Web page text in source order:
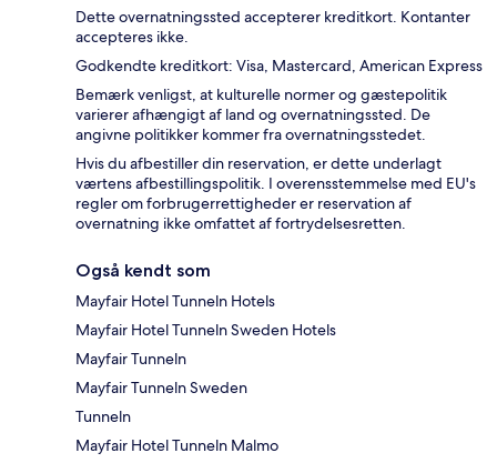
Dette overnatningssted accepterer kreditkort. Kontanter
accepteres ikke.
Godkendte kreditkort: Visa, Mastercard, American Express
Bemærk venligst, at kulturelle normer og gæstepolitik
varierer afhængigt af land og overnatningssted. De
angivne politikker kommer fra overnatningsstedet.
Hvis du afbestiller din reservation, er dette underlagt
værtens afbestillingspolitik. I overensstemmelse med EU's
regler om forbrugerrettigheder er reservation af
overnatning ikke omfattet af fortrydelsesretten.
Også kendt som
Mayfair Hotel Tunneln Hotels
Mayfair Hotel Tunneln Sweden Hotels
Mayfair Tunneln
Mayfair Tunneln Sweden
Tunneln
Mayfair Hotel Tunneln Malmo